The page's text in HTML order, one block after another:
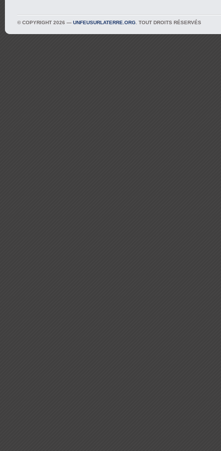
© COPYRIGHT 2026 — UNFEUSURLATERRE.ORG . TOUT DROITS RÉSERVÉS